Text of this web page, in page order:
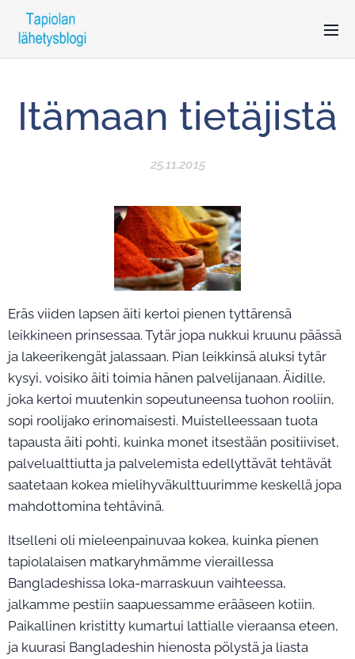
Itämaan tietäjistä
25.11.2015
Eräs viiden lapsen äiti kertoi pienen tyttärensä
leikkineen prinsessaa. Tytär jopa nukkui kruunu päässä
ja lakeerikengät jalassaan. Pian leikkinsä aluksi tytär
kysyi, voisiko äiti toimia hänen palvelijanaan. Äidille,
joka kertoi muutenkin sopeutuneensa tuohon rooliin,
sopi roolijako erinomaisesti. Muistelleessaan tuota
tapausta äiti pohti, kuinka monet itsestään positiiviset,
palvelualttiutta ja palvelemista edellyttävät tehtävät
saatetaan kokea mielihyväkulttuurimme keskellä jopa
mahdottomina tehtävinä.
Itselleni oli mieleenpainuvaa kokea, kuinka pienen
tapiolalaisen matkaryhmämme vieraillessa
Bangladeshissa loka-marraskuun vaihteessa,
jalkamme pestiin saapuessamme erääseen kotiin.
Paikallinen kristitty kumartui lattialle vieraansa eteen,
ja kuurasi Bangladeshin hienosta pölystä ja liasta